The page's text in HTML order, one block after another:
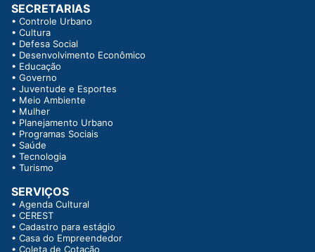
SECRETARIAS
• Controle Urbano
• Cultura
• Defesa Social
• Desenvolvimento Econômico
• Educação
• Governo
• Juventude e Esportes
• Meio Ambiente
• Mulher
• Planejamento Urbano
• Programas Sociais
• Saúde
• Tecnologia
• Turismo
SERVIÇOS
• Agenda Cultural
• CEREST
• Cadastro para estágio
• Casa do Empreendedor
• Coleta de Cotação